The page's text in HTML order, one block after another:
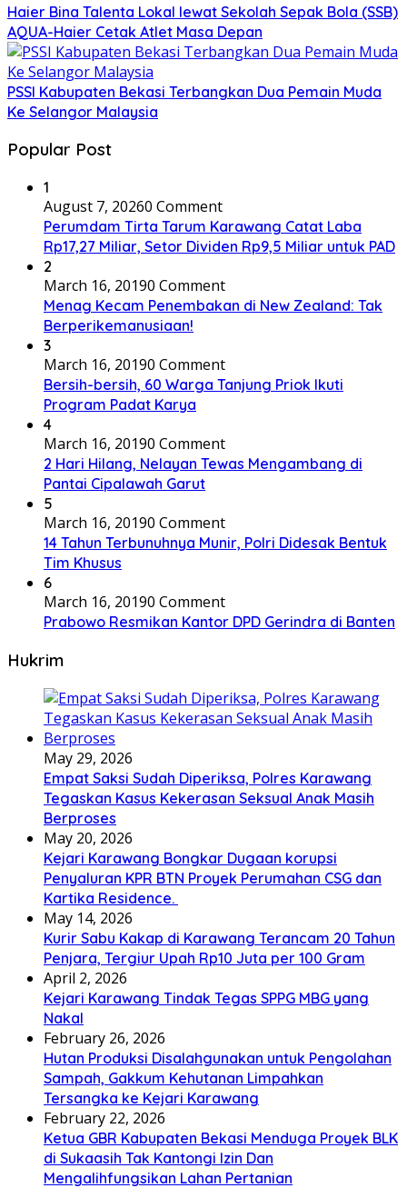
Haier Bina Talenta Lokal lewat Sekolah Sepak Bola (SSB)
AQUA-Haier Cetak Atlet Masa Depan
PSSI Kabupaten Bekasi Terbangkan Dua Pemain Muda
Ke Selangor Malaysia
Popular Post
1
August 7, 20260 Comment
Perumdam Tirta Tarum Karawang Catat Laba
Rp17,27 Miliar, Setor Dividen Rp9,5 Miliar untuk PAD
2
March 16, 20190 Comment
Menag Kecam Penembakan di New Zealand: Tak
Berperikemanusiaan!
3
March 16, 20190 Comment
Bersih-bersih, 60 Warga Tanjung Priok Ikuti
Program Padat Karya
4
March 16, 20190 Comment
2 Hari Hilang, Nelayan Tewas Mengambang di
Pantai Cipalawah Garut
5
March 16, 20190 Comment
14 Tahun Terbunuhnya Munir, Polri Didesak Bentuk
Tim Khusus
6
March 16, 20190 Comment
Prabowo Resmikan Kantor DPD Gerindra di Banten
Hukrim
May 29, 2026
Empat Saksi Sudah Diperiksa, Polres Karawang
Tegaskan Kasus Kekerasan Seksual Anak Masih
Berproses
May 20, 2026
Kejari Karawang Bongkar Dugaan korupsi
Penyaluran KPR BTN Proyek Perumahan CSG dan
Kartika Residence.
May 14, 2026
Kurir Sabu Kakap di Karawang Terancam 20 Tahun
Penjara, Tergiur Upah Rp10 Juta per 100 Gram
April 2, 2026
Kejari Karawang Tindak Tegas SPPG MBG yang
Nakal
February 26, 2026
Hutan Produksi Disalahgunakan untuk Pengolahan
Sampah, Gakkum Kehutanan Limpahkan
Tersangka ke Kejari Karawang
February 22, 2026
Ketua GBR Kabupaten Bekasi Menduga Proyek BLK
di Sukaasih Tak Kantongi Izin Dan
Mengalihfungsikan Lahan Pertanian